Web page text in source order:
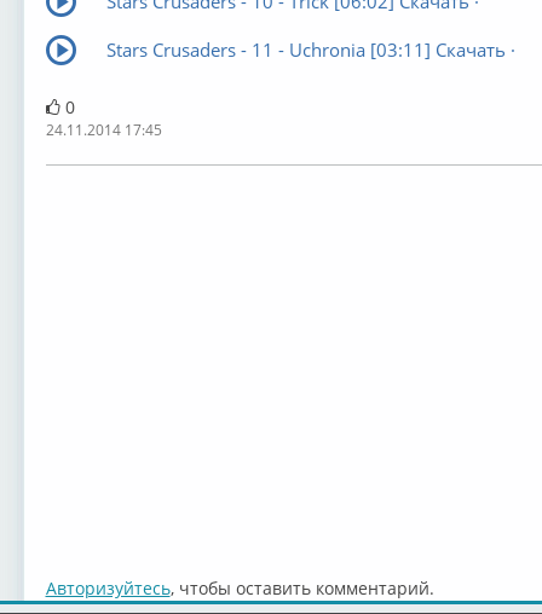
Stars Crusaders - 11 - Uchronia [03:11] Скачать ·
0
24.11.2014 17:45
Авторизуйтесь, чтобы оставить комментарий.